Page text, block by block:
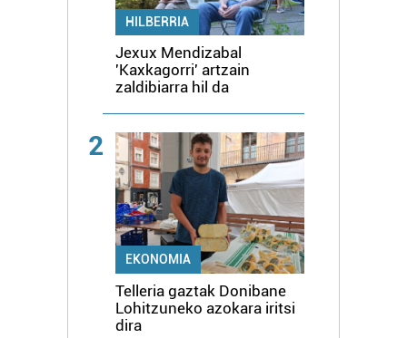
HILBERRIA
Jexux Mendizabal
'Kaxkagorri' artzain
zaldibiarra hil da
2
EKONOMIA
Telleria gaztak Donibane
Lohitzuneko azokara iritsi
dira